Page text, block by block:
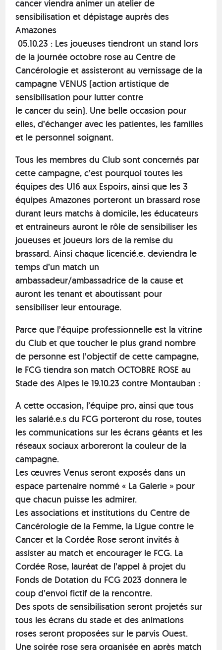
cancer viendra animer un atelier de
sensibilisation et dépistage auprès des
Amazones
05.10.23 : Les joueuses tiendront un stand lors
de la journée octobre rose au Centre de
Cancérologie et assisteront au vernissage de la
campagne VENUS (action artistique de
sensibilisation pour lutter contre
le cancer du sein). Une belle occasion pour
elles, d’échanger avec les patientes, les familles
et le personnel soignant.
Tous les membres du Club sont concernés par
cette campagne, c’est pourquoi toutes les
équipes des U16 aux Espoirs, ainsi que les 3
équipes Amazones porteront un brassard rose
durant leurs matchs à domicile, les éducateurs
et entraineurs auront le rôle de sensibiliser les
joueuses et joueurs lors de la remise du
brassard. Ainsi chaque licencié.e. deviendra le
temps d’un match un
ambassadeur/ambassadrice de la cause et
auront les tenant et aboutissant pour
sensibiliser leur entourage.
Parce que l’équipe professionnelle est la vitrine
du Club et que toucher le plus grand nombre
de personne est l’objectif de cette campagne,
le FCG tiendra son match OCTOBRE ROSE au
Stade des Alpes le 19.10.23 contre Montauban :
A cette occasion, l’équipe pro, ainsi que tous
les salarié.e.s du FCG porteront du rose, toutes
les communications sur les écrans géants et les
réseaux sociaux arboreront la couleur de la
campagne.
Les œuvres Venus seront exposés dans un
espace partenaire nommé « La Galerie » pour
que chacun puisse les admirer.
Les associations et institutions du Centre de
Cancérologie de la Femme, la Ligue contre le
Cancer et la Cordée Rose seront invités à
assister au match et encourager le FCG. La
Cordée Rose, lauréat de l’appel à projet du
Fonds de Dotation du FCG 2023 donnera le
coup d’envoi fictif de la rencontre.
Des spots de sensibilisation seront projetés sur
tous les écrans du stade et des animations
roses seront proposées sur le parvis Ouest.
Une soirée rose sera organisée en après match